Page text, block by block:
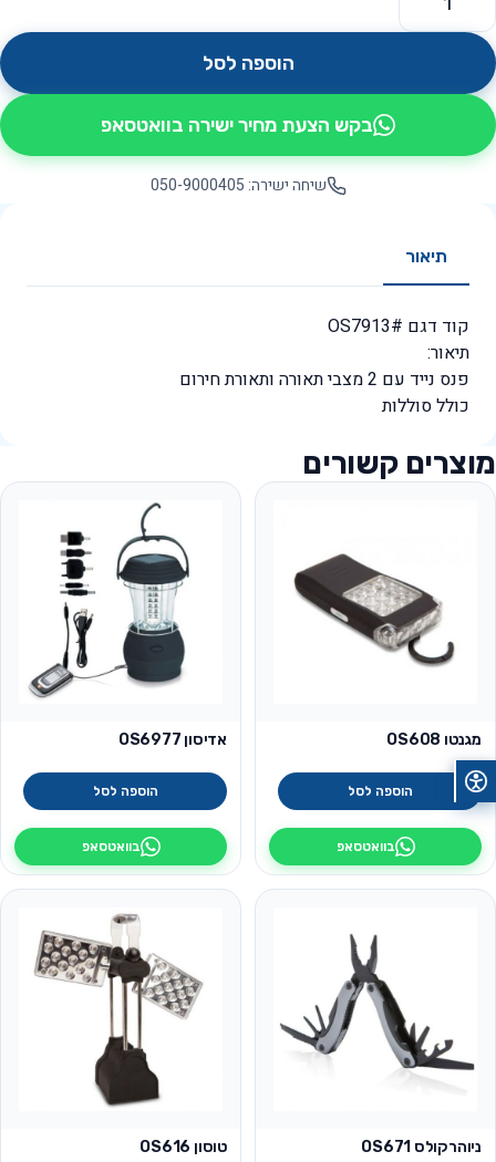
כמות של פלאש OS7913
הוספה לסל
בקש הצעת מחיר ישירה בוואטסאפ
שיחה ישירה: 050-9000405
תיאור
קוד דגם #OS7913
תיאור:
פנס נייד עם 2 מצבי תאורה ותאורת חירום
כולל סוללות
מוצרים קשורים
מגנטו OS608
הוספה לסל
בוואטסאפ
אדיסון OS6977
הוספה לסל
בוואטסאפ
ניוהרקולס OS671 טוסון OS616